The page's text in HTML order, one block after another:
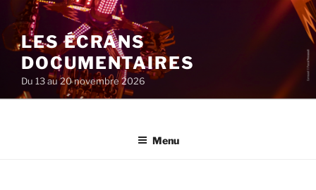
au
contenu
principal
LES ÉCRANS
DOCUMENTAIRES
Du 13 au 20 novembre 2026
Menu